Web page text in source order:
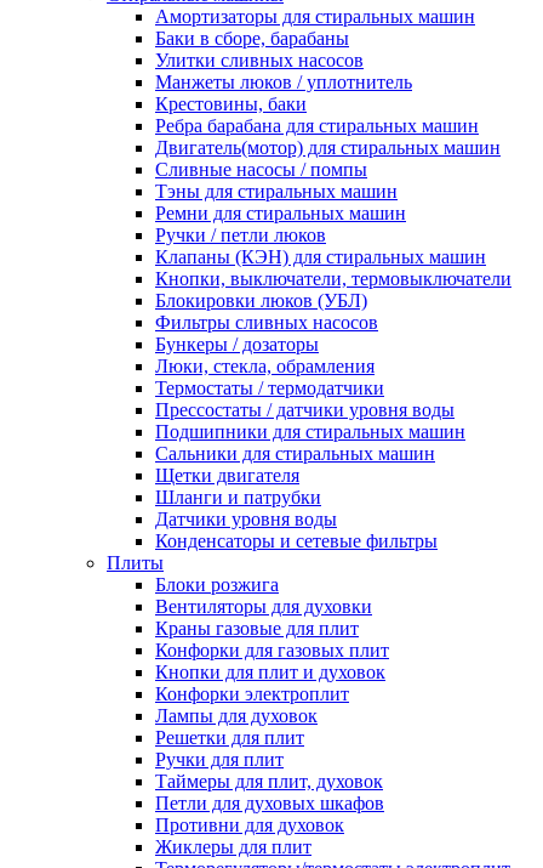
Амортизаторы для стиральных машин
Баки в сборе, барабаны
Улитки сливных насосов
Манжеты люков / уплотнитель
Крестовины, баки
Ребра барабана для стиральных машин
Двигатель(мотор) для стиральных машин
Сливные насосы / помпы
Тэны для стиральных машин
Ремни для стиральных машин
Ручки / петли люков
Клапаны (КЭН) для стиральных машин
Кнопки, выключатели, термовыключатели
Блокировки люков (УБЛ)
Фильтры сливных насосов
Бункеры / дозаторы
Люки, стекла, обрамления
Термостаты / термодатчики
Прессостаты / датчики уровня воды
Подшипники для стиральных машин
Сальники для стиральных машин
Щетки двигателя
Шланги и патрубки
Датчики уровня воды
Конденсаторы и сетевые фильтры
Плиты
Блоки розжига
Вентиляторы для духовки
Краны газовые для плит
Конфорки для газовых плит
Кнопки для плит и духовок
Конфорки электроплит
Лампы для духовок
Решетки для плит
Ручки для плит
Таймеры для плит, духовок
Петли для духовых шкафов
Противни для духовок
Жиклеры для плит